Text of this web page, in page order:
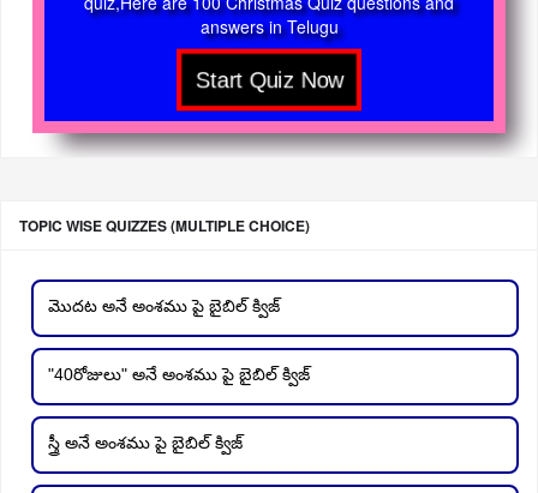
answers in Telugu
TOPIC WISE QUIZZES (MULTIPLE CHOICE)
మొదట అనే అంశము పై బైబిల్ క్విజ్
"40రోజులు" అనే అంశము పై బైబిల్ క్విజ్
స్త్రీ అనే అంశము పై బైబిల్ క్విజ్